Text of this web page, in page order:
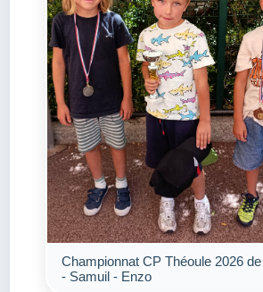
Championnat CP Théoule 2026
- Samuil - Enzo